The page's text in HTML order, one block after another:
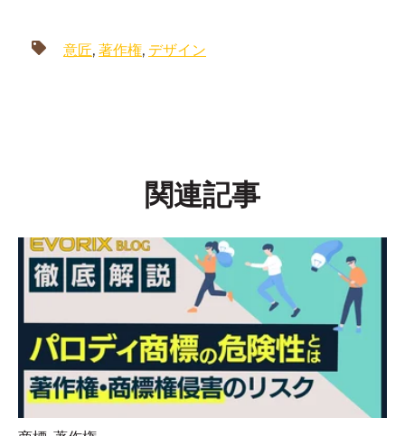
意匠, 著作権, デザイン
関連記事